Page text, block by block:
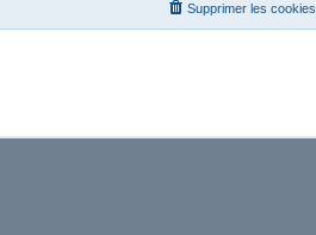
Supprimer les cookies